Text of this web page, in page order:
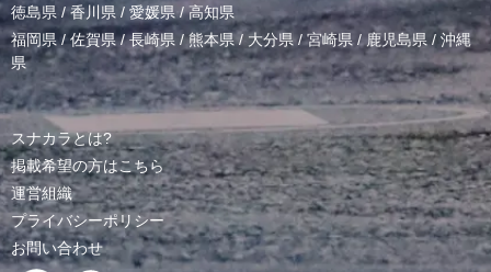
徳島県 /香川県 / 愛媛県/高知県
福岡県/佐賀県/長崎県 /熊本県/ 大分県/宮崎県 /鹿児島県 / 沖縄
県
スナカラとは?
掲載希望の方はこちら
運営組織
プライバシーポリシー
お問い合わせ